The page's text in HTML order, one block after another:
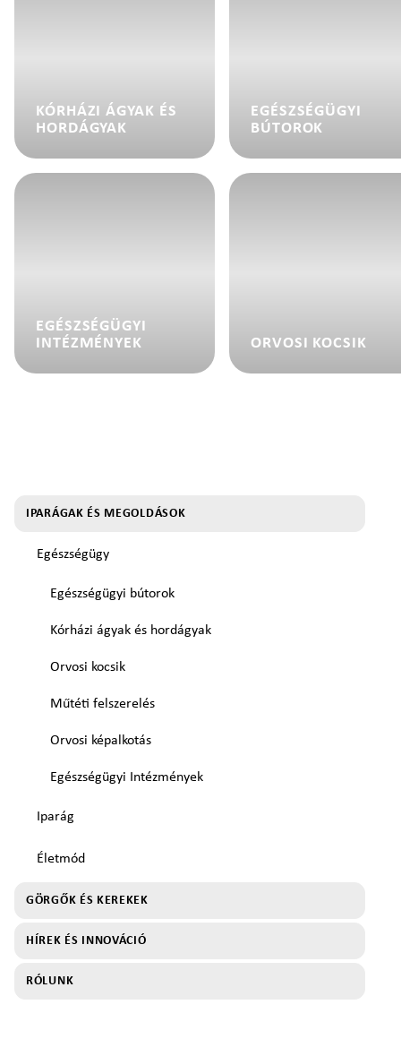
KÓRHÁZI ÁGYAK ÉS
HORDÁGYAK
EGÉSZSÉGÜGYI
INTÉZMÉNYEK
EGÉSZSÉGÜGYI
BÚTOROK
ORVOSI KOCSIK
IPARÁGAK ÉS MEGOLDÁSOK
Egészségügy
Egészségügyi bútorok
Kórházi ágyak és hordágyak
Orvosi kocsik
Műtéti felszerelés
Orvosi képalkotás
Egészségügyi Intézmények
Iparág
Életmód
GÖRGŐK ÉS KEREKEK
HÍREK ÉS INNOVÁCIÓ
RÓLUNK